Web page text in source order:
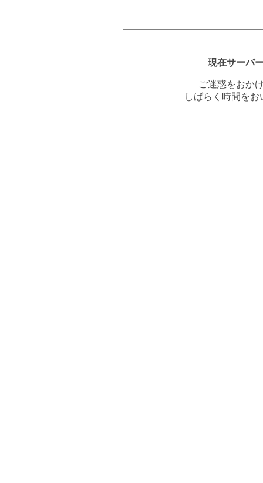
現在サーバ
ご迷惑をおか
しばらく時間を